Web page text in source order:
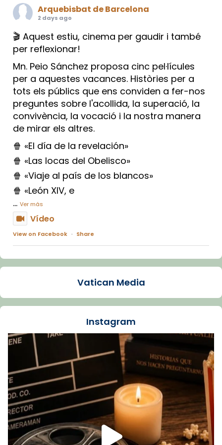
Arquebisbat de Barcelona
2 days ago
🎬 Aquest estiu, cinema per gaudir i també
per reflexionar!
Mn. Peio Sánchez proposa cinc pel·lícules
per a aquestes vacances. Històries per a
tots els públics que ens conviden a fer-nos
preguntes sobre l'acollida, la superació, la
convivència, la vocació i la nostra manera
de mirar els altres.
🍿 «El día de la revelación»
🍿 «Las locas del Obelisco»
🍿 «Viaje al país de los blancos»
🍿 «León XIV, e
... Ver más
Vídeo
View on Facebook · Share
Arquebisbat de Barcelona
La Carmina va patir depressió. Fa gairebé
dos mesos, a l'Estadi Lluís Companys, la
Recupera l'entrevista comp
Vatican
tican News 👇
www.vaticannews.va/es/iglesia/news/2026-
07/carmina-historia-depresion-papa-viaje-
espana-testimoni...
Foto
View on Facebook · Share
Vatican Media
Instagram